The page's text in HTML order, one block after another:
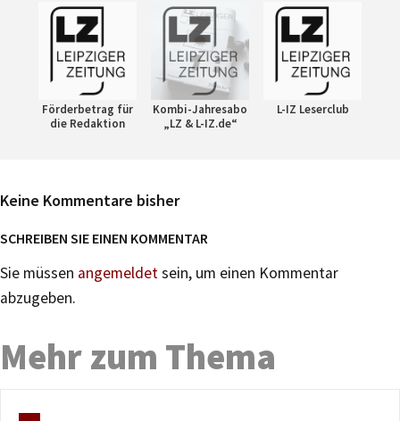
Förderbetrag für
die Redaktion
Kombi-Jahresabo
„LZ & L-IZ.de“
L-IZ Leserclub
Keine Kommentare bisher
SCHREIBEN SIE EINEN KOMMENTAR
Sie müssen angemeldetsein, um einen Kommentar
abzugeben.
Mehr zum Thema